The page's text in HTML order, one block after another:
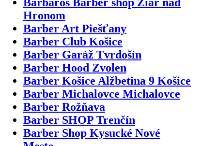
Hronom
Barber Art Piešťany
Barber Club Košice
Barber Garáž Tvrdošín
Barber Hood Zvolen
Barber Košice Alžbetina 9 Košice
Barber Michalovce Michalovce
Barber Rožňava
Barber SHOP Trenčín
Barber Shop Kysucké Nové